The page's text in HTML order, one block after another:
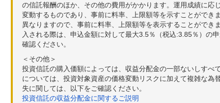
の信託報酬のほか、その他の費用がかかります。運用成績に
変動するものであり、事前に料率、上限額等を示すことがで
異なりますので、事前に料率、上限額等を表示することがで
入される際は、申込金額に対して最大3.5％（税込:3.85％）の
確認ください。
＜その他＞
投資信託の購入価額によっては、収益分配金の一部ないしす
については、投資対象資産の価格変動リスクに加えて複雑な
失に関しては、以下をご確認ください。
投資信託の収益分配金に関するご説明